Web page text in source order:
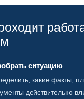
ситуацию
какие факты,
действительно